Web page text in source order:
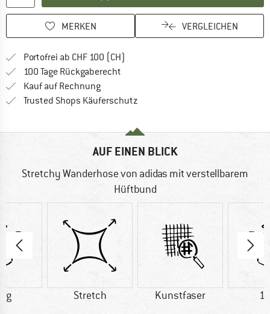
MERKEN VERGLEICHEN
Portofrei ab CHF 100 (CH)
100 Tage Rückgaberecht
Kauf auf RechnungFinde die Zahlungs-Infos hier! Öffnet
Trusted Shops Käuferschutz
AUF EINEN BLICK
Stretchy Wanderhose von adidas mit verstellbarem
Hüftbund
g Stretch Kunstfaser